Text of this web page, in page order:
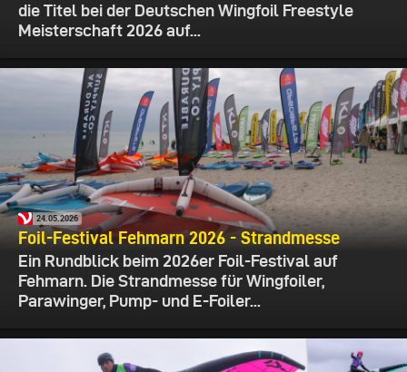
die Titel bei der Deutschen Wingfoil Freestyle
Meisterschaft 2026 auf...
24.05.2026
Foil-Festival Fehmarn 2026 - Strandmesse
Ein Rundblick beim 2026er Foil-Festival auf
Fehmarn. Die Strandmesse für Wingfoiler,
Parawinger, Pump- und E-Foiler...